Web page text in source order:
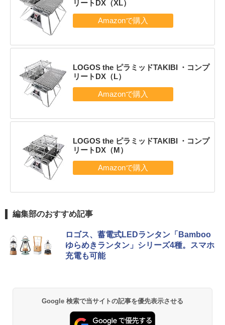
リートDX（XL）
LOGOS the ピラミッドTAKIBI ・コンプ
リートDX（L）
LOGOS the ピラミッドTAKIBI ・コンプ
リートDX（M）
編集部のおすすめ記事
ロゴス、蓄電式LEDランタン「Bamboo
ゆらめきランタン」シリーズ4種。スマホ
充電も可能
Google 検索で当サイトの記事を優先表示させる